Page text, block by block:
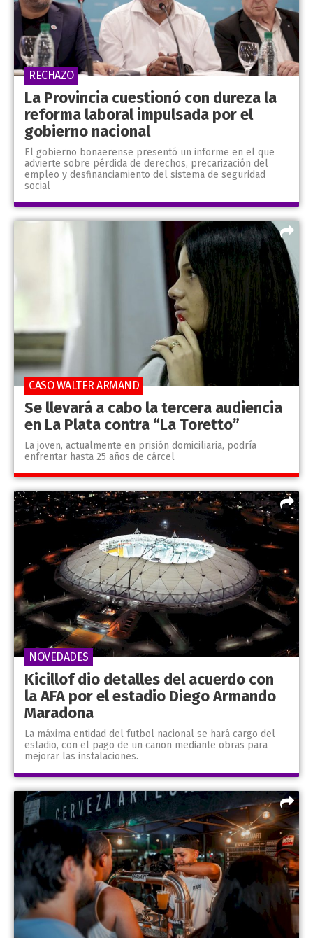
La Provincia cuestionó con dureza la
reforma laboral impulsada por el
gobierno nacional
El gobierno bonaerense presentó un informe en el que
advierte sobre pérdida de derechos, precarización del
empleo y desfinanciamiento del sistema de seguridad
social
RECHAZO
Se llevará a cabo la tercera audiencia
en La Plata contra “La Toretto”
La joven, actualmente en prisión domiciliaria, podría
enfrentar hasta 25 años de cárcel
CASO WALTER ARMAND
Kicillof dio detalles del acuerdo con
la AFA por el estadio Diego Armando
Maradona
La máxima entidad del futbol nacional se hará cargo del
estadio, con el pago de un canon mediante obras para
mejorar las instalaciones.
NOVEDADES